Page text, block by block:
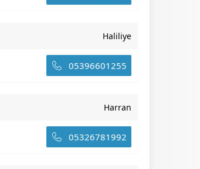
Haliliye
05396601255
Harran
05326781992